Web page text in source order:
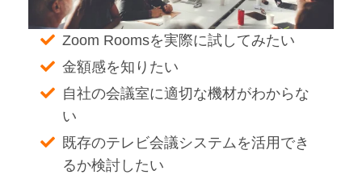
Zoom Roomsを実際に試してみたい
金額感を知りたい
自社の会議室に適切な機材がわからな
い
既存のテレビ会議システムを活用でき
るか検討したい